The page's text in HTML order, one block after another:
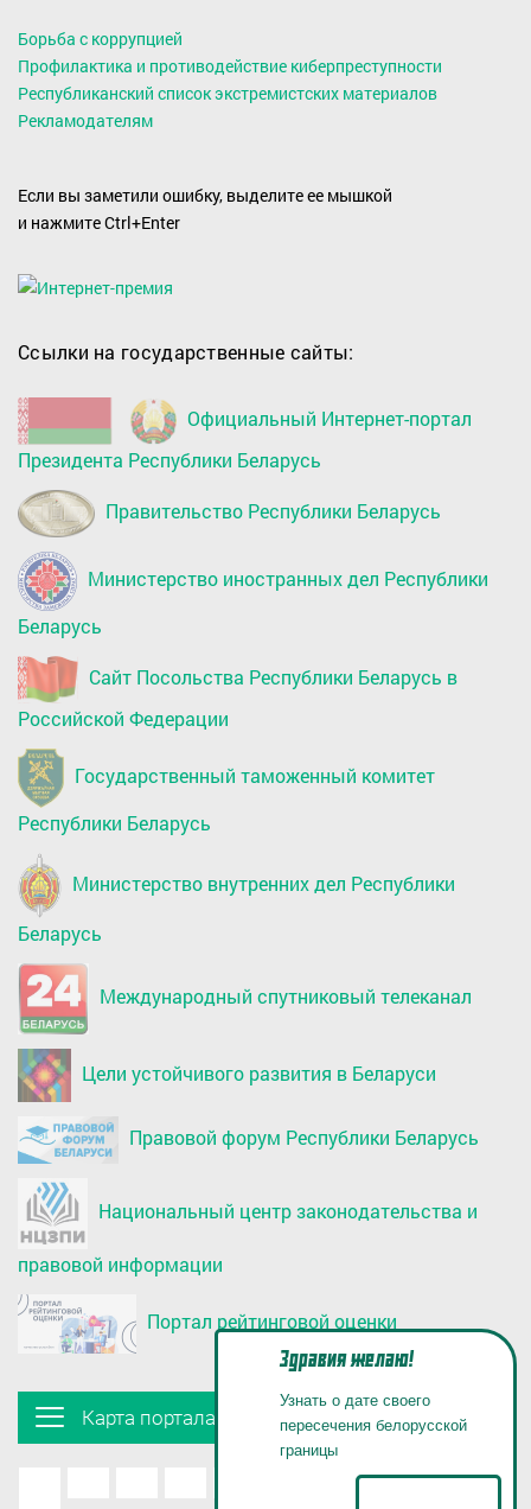
Борьба с коррупцией
Профилактика и противодействие киберпреступности
Республиканский список экстремистских материалов
Рекламодателям
Если вы заметили ошибку, выделите ее мышкой
и нажмите Ctrl+Enter
Ссылки на государственные сайты:
Официальный Интернет-портал
Президента Республики Беларусь
Правительство Республики Беларусь
Министерство иностранных дел Республики
Беларусь
Сайт Посольства Республики Беларусь в
Российской Федерации
Государственный таможенный комитет
Республики Беларусь
Министерство внутренних дел Республики
Беларусь
Международный спутниковый телеканал
Цели устойчивого развития в Беларуси
Правовой форум Республики Беларусь
Национальный центр законодательства и
правовой информации
Портал рейтинговой оценки
Карта портала
Здравия желаю!
Узнать о дате своего
пересечения белорусской
границы